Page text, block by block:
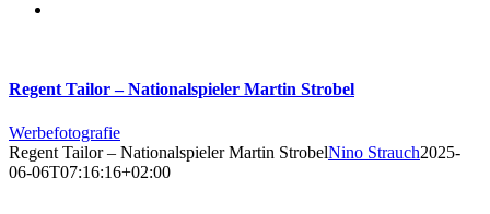
Regent Tailor – Nationalspieler Martin Strobel
Werbefotografie
Regent Tailor – Nationalspieler Martin StrobelNino Strauch2025-
06-06T07:16:16+02:00